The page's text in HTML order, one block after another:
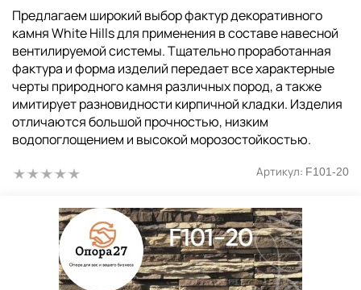
Предлагаем широкий выбор фактур декоративного
камня White Hills для применения в составе навесной
вентилируемой системы. Тщательно проработанная
фактура и форма изделий передает все характерные
черты природного камня различных пород, а также
имитирует разновидности кирпичной кладки. Изделия
отличаются большой прочностью, низким
водопоглощением и высокой морозостойкостью.
Артикул: F101-20